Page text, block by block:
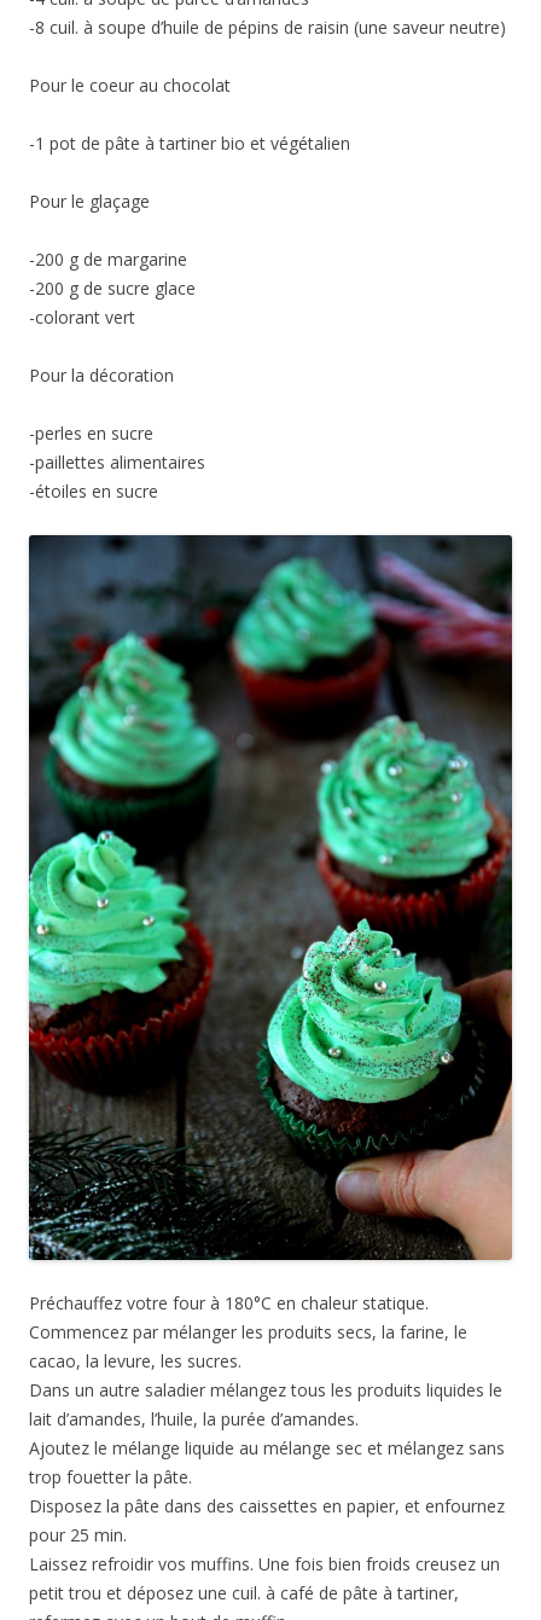
-8 cuil. à soupe d’huile de pépins de raisin (une saveur neutre)
Pour le coeur au chocolat
-1 pot de pâte à tartiner bio et végétalien
Pour le glaçage
-200 g de margarine
-200 g de sucre glace
-colorant vert
Pour la décoration
-perles en sucre
-paillettes alimentaires
-étoiles en sucre
Préchauffez votre four à 180°C en chaleur statique.
Commencez par mélanger les produits secs, la farine, le
cacao, la levure, les sucres.
Dans un autre saladier mélangez tous les produits liquides le
lait d’amandes, l’huile, la purée d’amandes.
Ajoutez le mélange liquide au mélange sec et mélangez sans
trop fouetter la pâte.
Disposez la pâte dans des caissettes en papier, et enfournez
pour 25 min.
Laissez refroidir vos muffins. Une fois bien froids creusez un
petit trou et déposez une cuil. à café de pâte à tartiner,